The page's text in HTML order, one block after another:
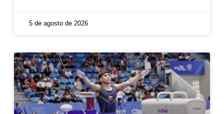
5 de agosto de 2026